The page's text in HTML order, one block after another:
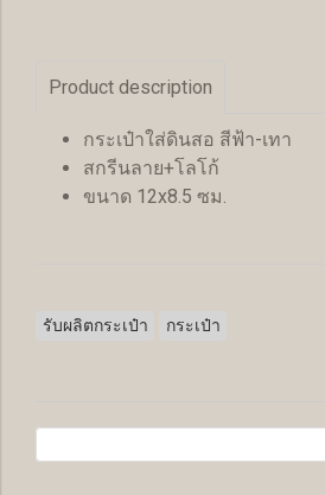
Product description
กระเป๋าใส่ดินสอ สีฟ้า-เทา
สกรีนลาย+โลโก้
ขนาด 12x8.5 ซม.
รับผลิตกระเป๋า กระเป๋า